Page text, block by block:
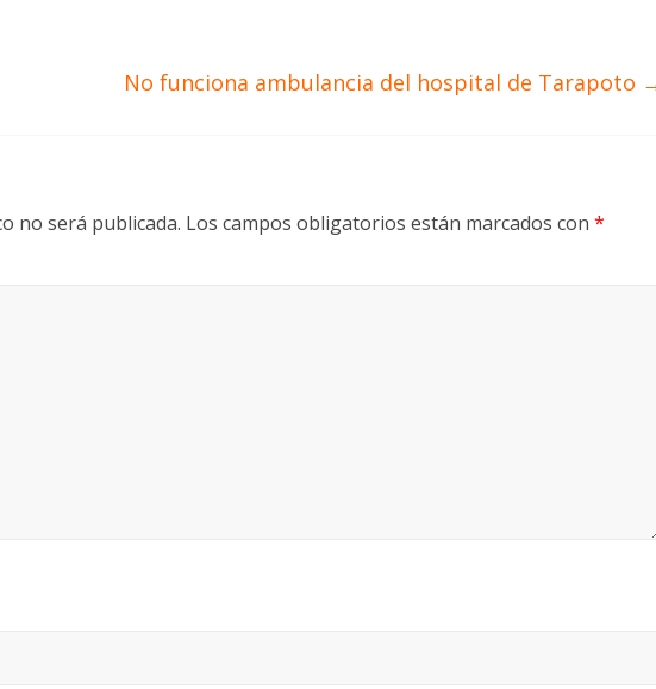
No funciona ambulancia del hospital de Tarapoto
no será publicada. Los campos obligatorios están marcados con *